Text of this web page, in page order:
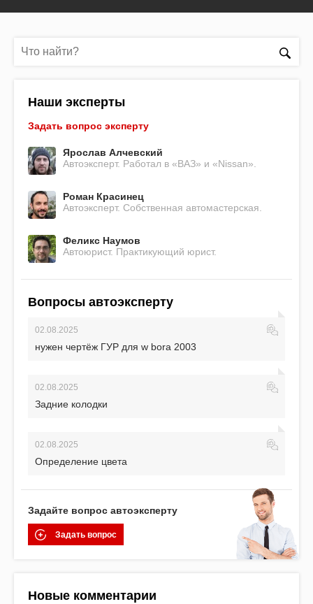
Наши эксперты
Задать вопрос эксперту
Ярослав Алчевский
Автоэксперт. Работал в «ВАЗ» и «Nissan».
Роман Красинец
Автоэксперт. Собственная автомастерская.
Феликс Наумов
Автоюрист. Практикующий юрист.
Вопросы автоэксперту
02.08.2025
нужен чертёж ГУР для w bora 2003
02.08.2025
Задние колодки
02.08.2025
Определение цвета
Задайте вопрос автоэксперту
Задать вопрос
Новые комментарии